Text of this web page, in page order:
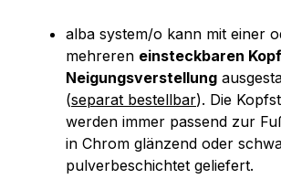
alba system/o kann mit einer
mehreren einsteckbaren
Neigungsverstellung
(separat bestellbar). Die
werden immer passend zur
in Chrom glänzend oder
pulverbeschichtet geliefert.